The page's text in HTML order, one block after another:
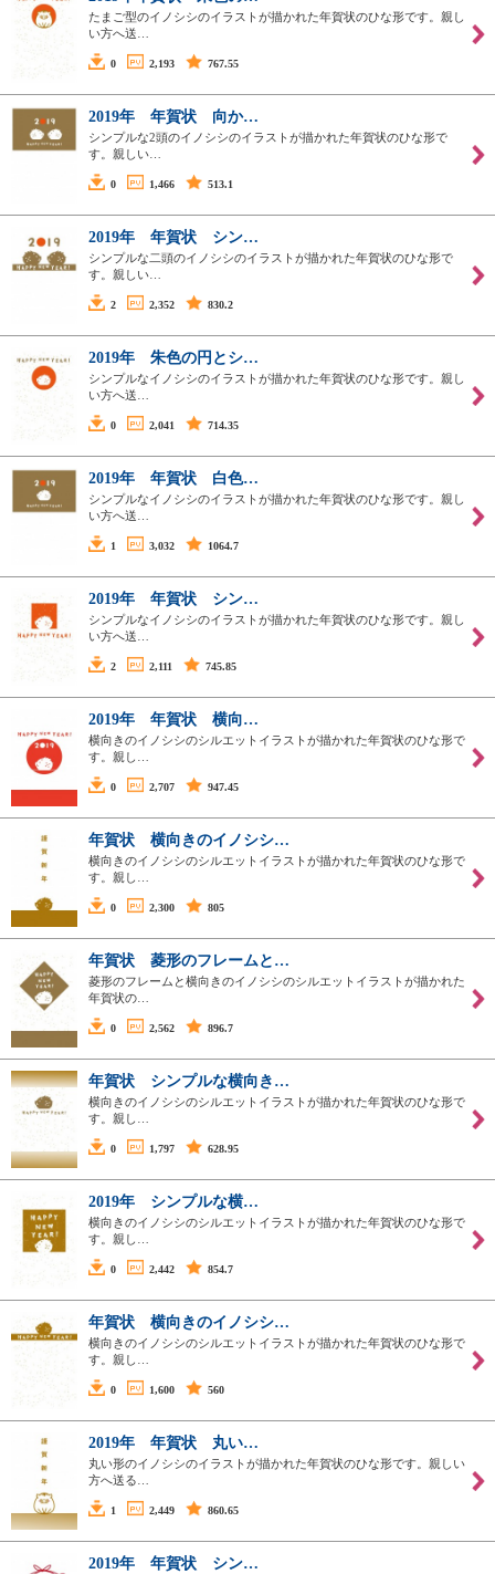
たまご型のイノシシのイラストが描かれた年賀状のひな形です。親し
い方へ送…
0 2,193 767.55
2019年 年賀状 向か…
シンプルな2頭のイノシシのイラストが描かれた年賀状のひな形で
す。親しい…
0 1,466 513.1
2019年 年賀状 シン…
シンプルな二頭のイノシシのイラストが描かれた年賀状のひな形で
す。親しい…
2 2,352 830.2
2019年 朱色の円とシ…
シンプルなイノシシのイラストが描かれた年賀状のひな形です。親し
い方へ送…
0 2,041 714.35
2019年 年賀状 白色…
シンプルなイノシシのイラストが描かれた年賀状のひな形です。親し
い方へ送…
1 3,032 1064.7
2019年 年賀状 シン…
シンプルなイノシシのイラストが描かれた年賀状のひな形です。親し
い方へ送…
2 2,111 745.85
2019年 年賀状 横向…
横向きのイノシシのシルエットイラストが描かれた年賀状のひな形で
す。親し…
0 2,707 947.45
年賀状 横向きのイノシシ…
横向きのイノシシのシルエットイラストが描かれた年賀状のひな形で
す。親し…
0 2,300 805
年賀状 菱形のフレームと…
菱形のフレームと横向きのイノシシのシルエットイラストが描かれた
年賀状の…
0 2,562 896.7
年賀状 シンプルな横向き…
横向きのイノシシのシルエットイラストが描かれた年賀状のひな形で
す。親し…
0 1,797 628.95
2019年 シンプルな横…
横向きのイノシシのシルエットイラストが描かれた年賀状のひな形で
す。親し…
0 2,442 854.7
年賀状 横向きのイノシシ…
横向きのイノシシのシルエットイラストが描かれた年賀状のひな形で
す。親し…
0 1,600 560
2019年 年賀状 丸い…
丸い形のイノシシのイラストが描かれた年賀状のひな形です。親しい
方へ送る…
1 2,449 860.65
2019年 年賀状 シン…